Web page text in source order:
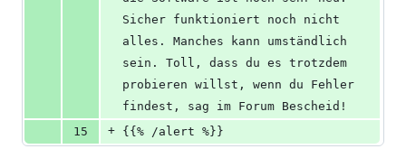
Sicher funktioniert noch nicht
alles. Manches kann umständlich
sein. Toll, dass du es trotzdem
probieren willst, wenn du Fehler
findest, sag im Forum Bescheid!
15
+ {{% /alert %}}